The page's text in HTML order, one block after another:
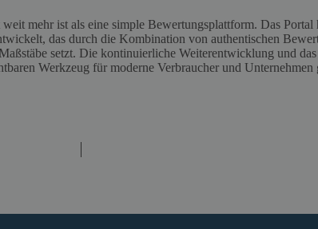
mehr ist als eine simple Bewertungsplattform. Das Portal
das durch die Kombination von authentischen
setzt. Die kontinuierliche Weiterentwicklung und
Werkzeug für moderne Verbraucher und Unternehmen